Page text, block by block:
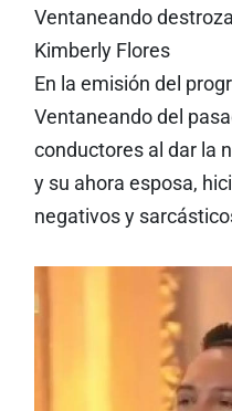
Ventaneando
Kimberly Flores
En la emisión del
Ventaneando del
conductores al dar la
y su ahora esposa,
negativos y